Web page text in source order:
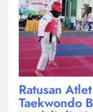
Ratusan Atlet
Taekwondo